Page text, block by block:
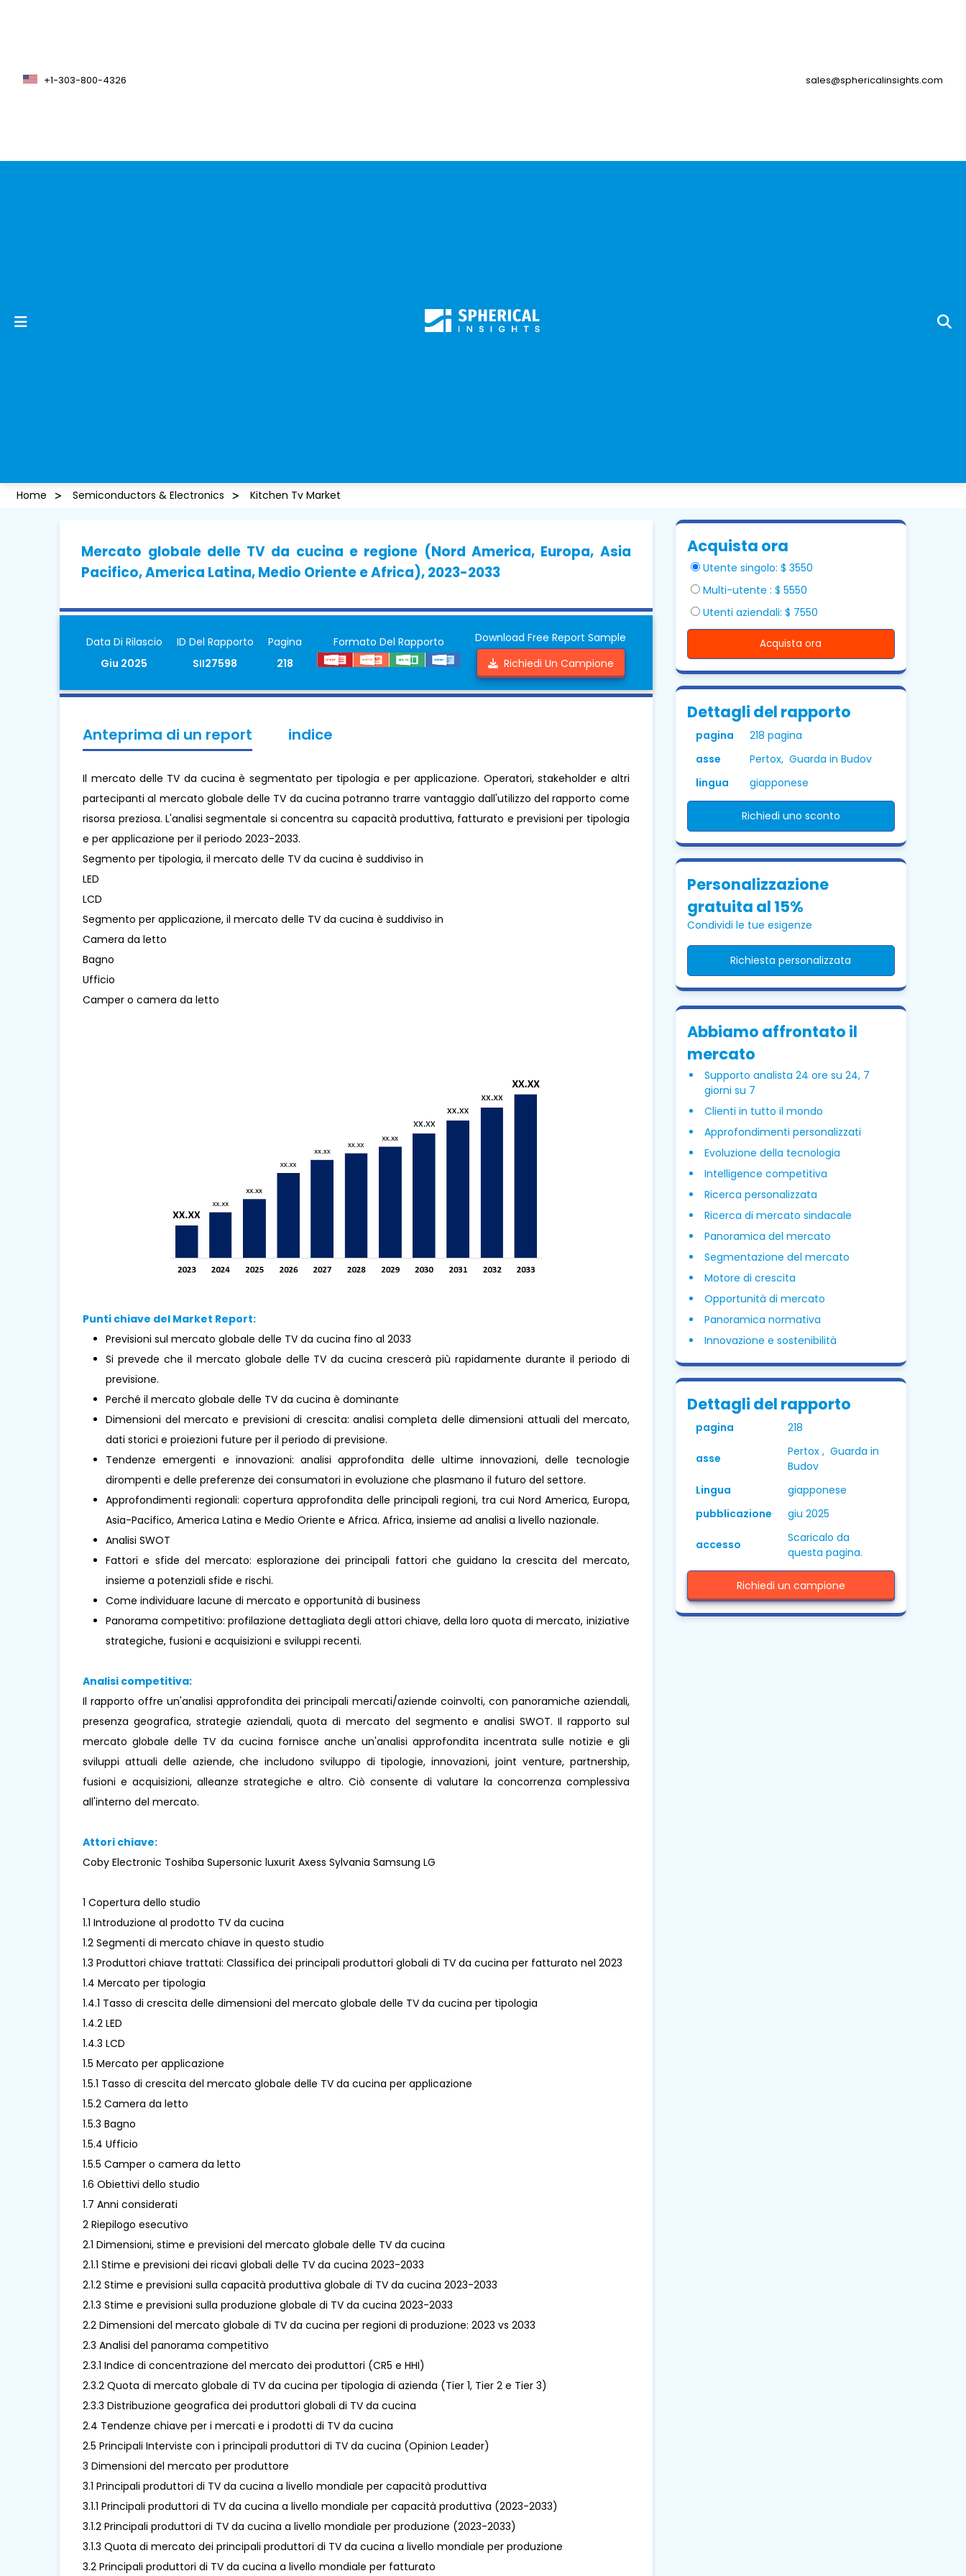
+1-303-800-4326 sales@sphericalinsights.com
Home Semiconductors & Electronics Kitchen Tv Market
Mercato globale delle TV da cucina e regione (Nord America, Europa, Asia
Pacifico, America Latina, Medio Oriente e Africa), 2023-2033
Data Di Rilascio
Giu 2025
ID Del Rapporto
SII27598
Pagina
218
Formato Del Rapporto
Download Free Report Sample
Richiedi Un Campione
Anteprima di un report indice
Il mercato delle TV da cucina è segmentato per tipologia e per applicazione. Operatori, stakeholder e altri
partecipanti al mercato globale delle TV da cucina potranno trarre vantaggio dall'utilizzo del rapporto come
risorsa preziosa. L'analisi segmentale si concentra su capacità produttiva, fatturato e previsioni per tipologia
e per applicazione per il periodo 2023-2033.
Segmento per tipologia, il mercato delle TV da cucina è suddiviso in
LED
LCD
Segmento per applicazione, il mercato delle TV da cucina è suddiviso in
Camera da letto
Bagno
Ufficio
Camper o camera da letto
Punti chiave del Market Report:
Previsioni sul mercato globale delle TV da cucina fino al 2033
Si prevede che il mercato globale delle TV da cucina crescerà più rapidamente durante il periodo di
previsione.
Perché il mercato globale delle TV da cucina è dominante
Dimensioni del mercato e previsioni di crescita: analisi completa delle dimensioni attuali del mercato,
dati storici e proiezioni future per il periodo di previsione.
Tendenze emergenti e innovazioni: analisi approfondita delle ultime innovazioni, delle tecnologie
dirompenti e delle preferenze dei consumatori in evoluzione che plasmano il futuro del settore.
Approfondimenti regionali: copertura approfondita delle principali regioni, tra cui Nord America, Europa,
Asia-Pacifico, America Latina e Medio Oriente e Africa. Africa, insieme ad analisi a livello nazionale.
Analisi SWOT
Fattori e sfide del mercato: esplorazione dei principali fattori che guidano la crescita del mercato,
insieme a potenziali sfide e rischi.
Come individuare lacune di mercato e opportunità di business
Panorama competitivo: profilazione dettagliata degli attori chiave, della loro quota di mercato, iniziative
strategiche, fusioni e acquisizioni e sviluppi recenti.
Analisi competitiva:
Il rapporto offre un'analisi approfondita dei principali mercati/aziende coinvolti, con panoramiche aziendali,
presenza geografica, strategie aziendali, quota di mercato del segmento e analisi SWOT. Il rapporto sul
mercato globale delle TV da cucina fornisce anche un'analisi approfondita incentrata sulle notizie e gli
sviluppi attuali delle aziende, che includono sviluppo di tipologie, innovazioni, joint venture, partnership,
fusioni e acquisizioni, alleanze strategiche e altro. Ciò consente di valutare la concorrenza complessiva
all'interno del mercato.
Attori chiave:
Coby Electronic Toshiba Supersonic luxurit Axess Sylvania Samsung LG
1 Copertura dello studio
1.1 Introduzione al prodotto TV da cucina
1.2 Segmenti di mercato chiave in questo studio
1.3 Produttori chiave trattati: Classifica dei principali produttori globali di TV da cucina per fatturato nel 2023
1.4 Mercato per tipologia
1.4.1 Tasso di crescita delle dimensioni del mercato globale delle TV da cucina per tipologia
1.4.2 LED
1.4.3 LCD
1.5 Mercato per applicazione
1.5.1 Tasso di crescita del mercato globale delle TV da cucina per applicazione
1.5.2 Camera da letto
1.5.3 Bagno
1.5.4 Ufficio
1.5.5 Camper o camera da letto
1.6 Obiettivi dello studio
1.7 Anni considerati
2 Riepilogo esecutivo
2.1 Dimensioni, stime e previsioni del mercato globale delle TV da cucina
2.1.1 Stime e previsioni dei ricavi globali delle TV da cucina 2023-2033
2.1.2 Stime e previsioni sulla capacità produttiva globale di TV da cucina 2023-2033
2.1.3 Stime e previsioni sulla produzione globale di TV da cucina 2023-2033
2.2 Dimensioni del mercato globale di TV da cucina per regioni di produzione: 2023 vs 2033
2.3 Analisi del panorama competitivo
2.3.1 Indice di concentrazione del mercato dei produttori (CR5 e HHI)
2.3.2 Quota di mercato globale di TV da cucina per tipologia di azienda (Tier 1, Tier 2 e Tier 3)
2.3.3 Distribuzione geografica dei produttori globali di TV da cucina
2.4 Tendenze chiave per i mercati e i prodotti di TV da cucina
2.5 Principali Interviste con i principali produttori di TV da cucina (Opinion Leader)
3 Dimensioni del mercato per produttore
3.1 Principali produttori di TV da cucina a livello mondiale per capacità produttiva
3.1.1 Principali produttori di TV da cucina a livello mondiale per capacità produttiva (2023-2033)
3.1.2 Principali produttori di TV da cucina a livello mondiale per produzione (2023-2033)
3.1.3 Quota di mercato dei principali produttori di TV da cucina a livello mondiale per produzione
3.2 Principali produttori di TV da cucina a livello mondiale per fatturato
Acquista ora
Utente singolo: $ 3550
Multi-utente : $ 5550
Utenti aziendali: $ 7550
Acquista ora
Dettagli del rapporto
pagina
218 pagina
asse
Pertox, Guarda in Budov
lingua
giapponese
Richiedi uno sconto
Personalizzazione
gratuita al 15%
Condividi le tue esigenze
Richiesta personalizzata
Abbiamo affrontato il
mercato
Supporto analista 24 ore su 24, 7
giorni su 7
Clienti in tutto il mondo
Approfondimenti personalizzati
Evoluzione della tecnologia
Intelligence competitiva
Ricerca personalizzata
Ricerca di mercato sindacale
Panoramica del mercato
Segmentazione del mercato
Motore di crescita
Opportunità di mercato
Panoramica normativa
Innovazione e sostenibilità
Dettagli del rapporto
pagina 218
asse
Pertox , Guarda in
Budov
Lingua
giapponese
pubblicazione
giu 2025
accesso
Scaricalo da
questa pagina.
Richiedi un campione